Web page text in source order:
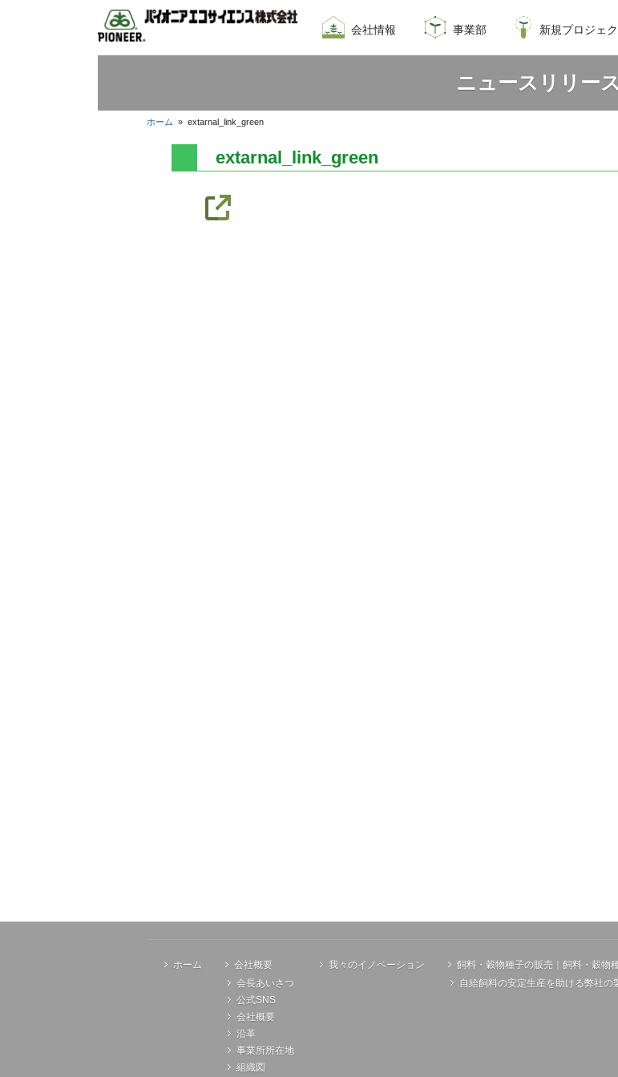
会社情報
会社概要
我々のイノベーション
採用情報
事業部
飼料・穀物種子事業部
園芸種子部
芝生事業部
新規プロジェ
サナテックシード
青空トマト学園
公式オンラインシ
PsEco
子実コーンNAVI
ニュースリリース
ホーム »extarnal_link_green
extarnal_link_green
ホーム
会社概要
会長あいさつ
公式SNS
会社概要
沿革
事業所所在地
組織図
我々のイノベーション
飼料・穀物種子の販売｜飼料・穀物
自給飼料の安定生産を助ける弊社の